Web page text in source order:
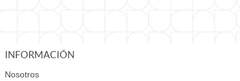
INFORMACIÓN
Nosotros